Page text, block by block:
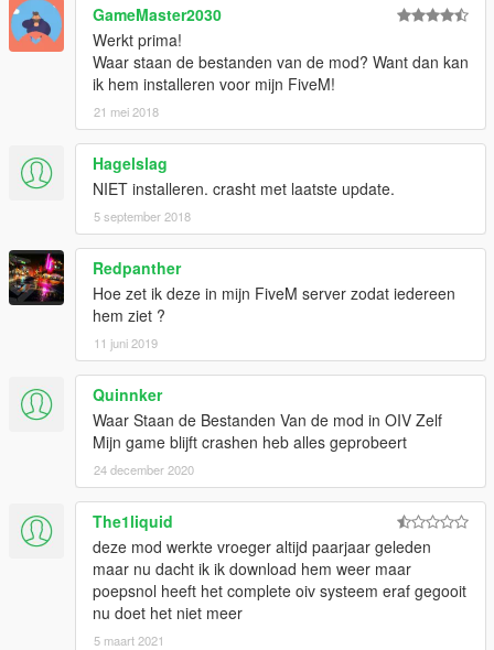
GameMaster2030
Werkt prima!
Waar staan de bestanden van de mod? Want dan kan
ik hem installeren voor mijn FiveM!
21 mei 2018
Hagelslag
NIET installeren. crasht met laatste update.
5 september 2018
Redpanther
Hoe zet ik deze in mijn FiveM server zodat iedereen
hem ziet ?
11 juni 2019
Quinnker
Waar Staan de Bestanden Van de mod in OIV Zelf
Mijn game blijft crashen heb alles geprobeert
24 december 2020
The1liquid
deze mod werkte vroeger altijd paarjaar geleden
maar nu dacht ik ik download hem weer maar
poepsnol heeft het complete oiv systeem eraf gegooit
nu doet het niet meer
5 maart 2021